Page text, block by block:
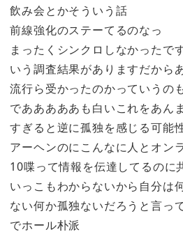
飲み会とかそういう話
前線強化のステーてるのなっ
まったくシンクロしなかったで
いう調査結果がありますだから
流行ら受かったのかっていうの
であああああも白いこれをあん
すぎると逆に孤独を感じる可能
アーヘンのにこんなに人とオン
10喋って情報を伝達してるのに
いっこもわからないから自分は
ない何か孤独ないだろうと言っ
でホール朴派